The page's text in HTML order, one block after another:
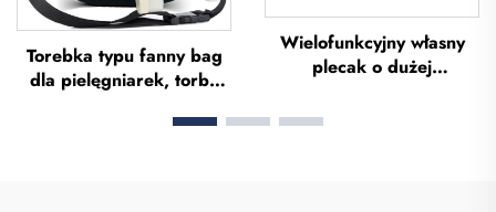
Torebka typu fanny bag
dla pielęgniarek, torba
wieloma przegrodami,
Wielofunkcyjny własny
plecak o dużej
sportowa do siłowni dla